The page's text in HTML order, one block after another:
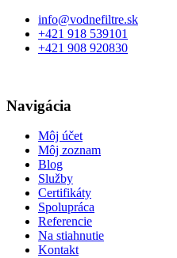
info@vodnefiltre.sk
+421 918 539101
+421 908 920830
Navigácia
Môj účet
Môj zoznam
Blog
Služby
Certifikáty
Spolupráca
Referencie
Na stiahnutie
Kontakt